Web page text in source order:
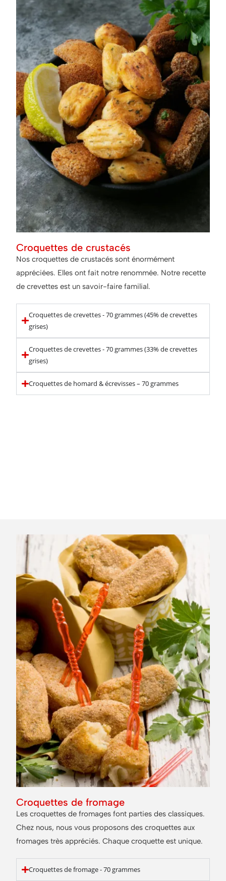
Croquettes de crustacés
Nos croquettes de crustacés sont énormément
appréciées. Elles ont fait notre renommée. Notre recette
de crevettes est un savoir-faire familial.
Croquettes de crevettes - 70 grammes (45% de crevettes
grises)
Croquettes de crevettes - 70 grammes (33% de crevettes
grises)
Croquettes de homard & écrevisses – 70 grammes
Croquettes de fromage
Les croquettes de fromages font parties des classiques.
Chez nous, nous vous proposons des croquettes aux
fromages très appréciés. Chaque croquette est unique.
Croquettes de fromage - 70 grammes